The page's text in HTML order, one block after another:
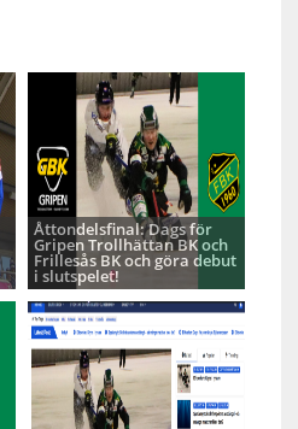
Åttondelsfinal: Dags för
Gripen Trollhättan BK och
Frillesås BK och göra debut
i slutspelet!